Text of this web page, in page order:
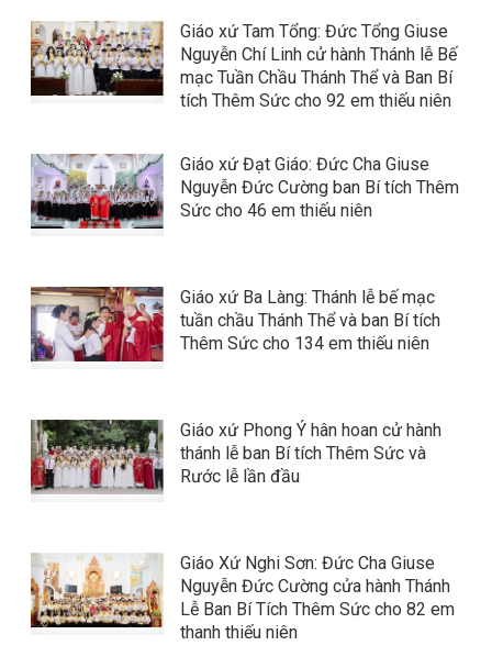
Giáo xứ Tam Tổng: Đức Tổng Giuse
Nguyễn Chí Linh cử hành Thánh lễ Bế
mạc Tuần Chầu Thánh Thể và Ban Bí
tích Thêm Sức cho 92 em thiếu niên
Giáo xứ Đạt Giáo: Đức Cha Giuse
Nguyễn Đức Cường ban Bí tích Thêm
Sức cho 46 em thiếu niên
Giáo xứ Ba Làng: Thánh lễ bế mạc
tuần chầu Thánh Thể và ban Bí tích
Thêm Sức cho 134 em thiếu niên
Giáo xứ Phong Ý hân hoan cử hành
thánh lễ ban Bí tích Thêm Sức và
Rước lễ lần đầu
Giáo Xứ Nghi Sơn: Đức Cha Giuse
Nguyễn Đức Cường cửa hành Thánh
Lễ Ban Bí Tích Thêm Sức cho 82 em
thanh thiếu niên